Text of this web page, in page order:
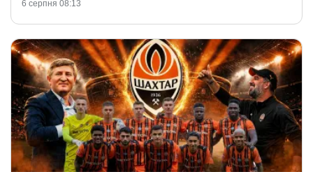
6 серпня 08:13